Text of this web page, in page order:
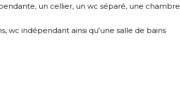
un cellier, un wc séparé, une chambre
wc indépendant ainsi qu'une salle de bains